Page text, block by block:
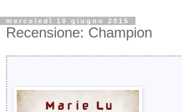
mercoledì 10 giugno 2015
Recensione: Champion